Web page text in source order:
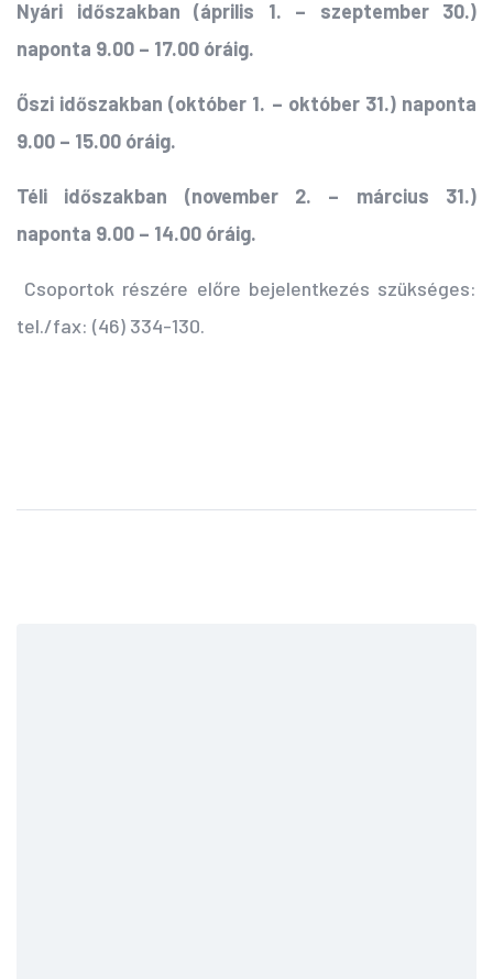
Nyári időszakban (április 1. – szeptember 30.)
naponta 9.00 – 17.00 óráig.
Őszi időszakban (október 1. – október 31.) naponta
9.00 – 15.00 óráig.
Téli időszakban (november 2. – március 31.)
naponta 9.00 – 14.00 óráig.
Csoportok részére előre bejelentkezés szükséges:
tel./fax: (46) 334-130.